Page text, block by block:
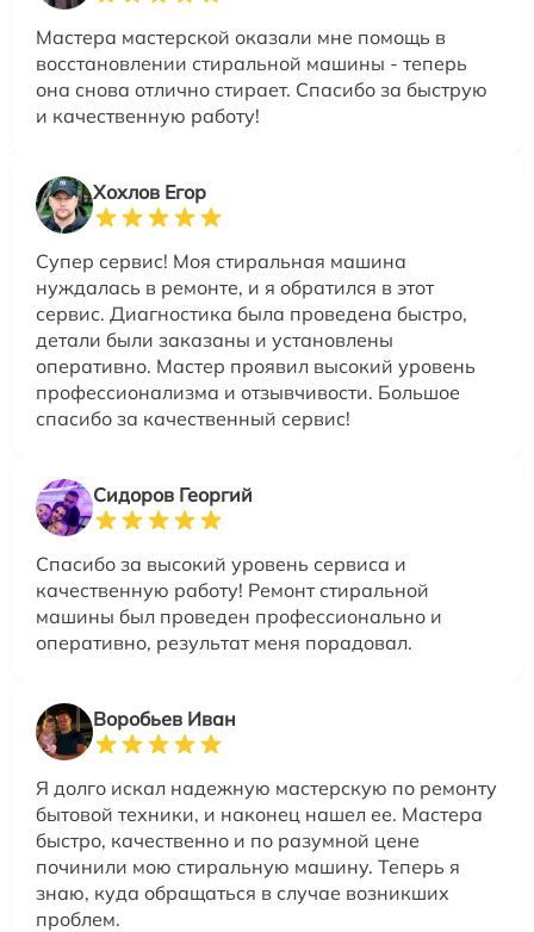
Мастера мастерской оказали мне помощь в
восстановлении стиральной машины - теперь
она снова отлично стирает. Спасибо за быструю
и качественную работу!
Хохлов Егор
Супер сервис! Моя стиральная машина
нуждалась в ремонте, и я обратился в этот
сервис. Диагностика была проведена быстро,
детали были заказаны и установлены
оперативно. Мастер проявил высокий уровень
профессионализма и отзывчивости. Большое
спасибо за качественный сервис!
Сидоров Георгий
Спасибо за высокий уровень сервиса и
качественную работу! Ремонт стиральной
машины был проведен профессионально и
оперативно, результат меня порадовал.
Воробьев Иван
Я долго искал надежную мастерскую по ремонту
бытовой техники, и наконец нашел ее. Мастера
быстро, качественно и по разумной цене
починили мою стиральную машину. Теперь я
знаю, куда обращаться в случае возникших
проблем.